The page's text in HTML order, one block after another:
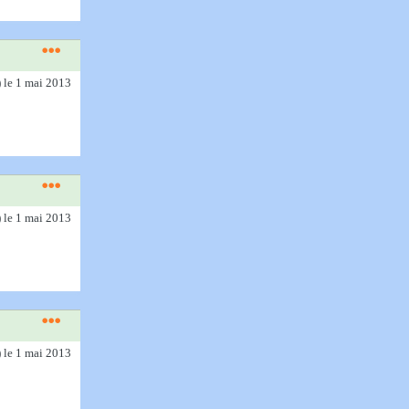
le 1 mai 2013
le 1 mai 2013
le 1 mai 2013